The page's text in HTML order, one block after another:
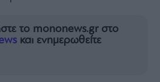
το mononews.gr στο
και ενημερωθείτε